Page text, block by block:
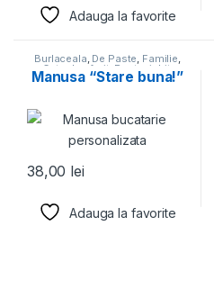
Adauga la favorite
Burlaceala, De Paste, Familie,
Gata de oferit Pentru iubit ,
Pentru iubita,Prietenie, Ziua
Manusa “Stare buna!”
38,00 lei
Adauga la favorite